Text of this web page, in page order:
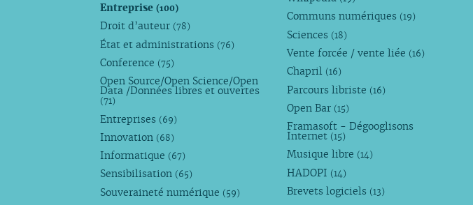
Entreprise(100)
Droit d’auteur (78)
État et administrations (76)
Conference (75)
Open Source/Open Science/Open
Data /Données libres et ouvertes
(71)
Entreprises (69)
Innovation (68)
Informatique (67)
Sensibilisation (65)
Souveraineté numérique (59)
Communs numériques (19)
Sciences (18)
Vente forcée / vente liée (16)
Chapril (16)
Parcours libriste (16)
Open Bar (15)
Framasoft - Dégooglisons
Internet (15)
Musique libre (14)
HADOPI (14)
Brevets logiciels (13)